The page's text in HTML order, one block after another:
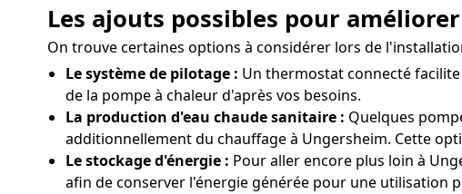
Les ajouts possibles pour
On trouve certaines options à considérer lors de
Le système de pilotage : Un thermostat connecté
de la pompe à chaleur d'après vos besoins.
La production d'eau chaude sanitaire : Quelques
additionnellement du chauffage à Ungersheim. Cette
Le stockage d'énergie : Pour aller encore plus loin à
afin de conserver l'énergie générée pour une utilisation